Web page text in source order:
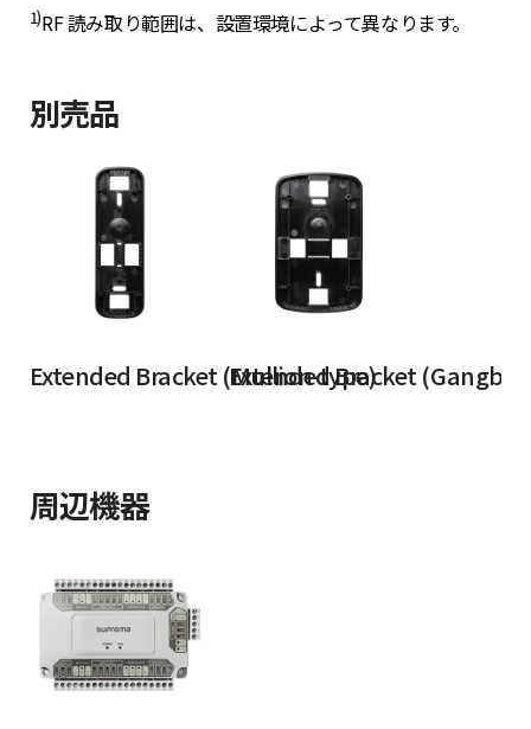
1)RF 読み取り範囲は、設置環境によって異なります。
別売品
Extended Bracket (Mullion-type)
Extended Bracket
周辺機器